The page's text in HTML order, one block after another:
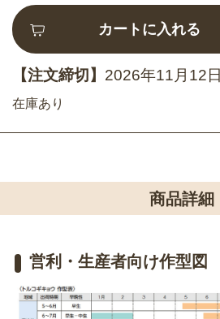
カートに入れる
【注文締切】 2026年11月12日
在庫あり
商品詳細
営利・生産者向け作型図